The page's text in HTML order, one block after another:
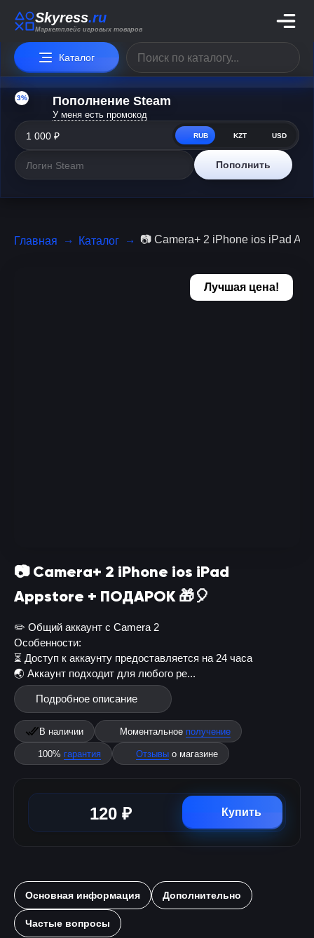
Skyress.ru
Маркетплейс игровых товаров
Каталог
3% Пополнение Steam
У меня есть промокод
RUB KZT USD
Пополнить
Главная Каталог 📷 Camera+ 2 iPhone ios iPad
Лучшая цена!
📷 Camera+ 2 iPhone ios iPad
Appstore + ПОДАРОК 🎁🎈
✏️ Общий аккаунт с Camera 2
Особенности:
⏳ Доступ к аккаунту предоставляется на 24 часа
🌏 Аккаунт подходит для любого ре...
Подробное описание
В наличии Моментальное получение
100% гарантия Отзывы о магазине
120 ₽ Купить
Основная информация Дополнительно
Частые вопросы